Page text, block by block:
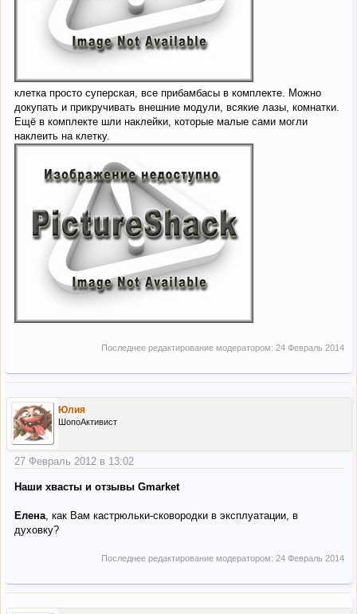
клетка просто суперская, все прибамбасы в комплекте. Можно
докупать и прикручивать внешние модули, всякие лазы, комнатки.
Ещё в комплекте шли наклейки, которые малые сами могли
наклеить на клетку.
Последнее редактирование модератором: 24 Февраль 2014
Юлия
ШопоАктивист
27 Февраль 2012 в 13:02
Наши хвасты и отзывы Gmarket
Елена, как Вам кастрюльки-сковородки в эксплуатации, в
духовку?
Последнее редактирование модератором: 24 Февраль 2014